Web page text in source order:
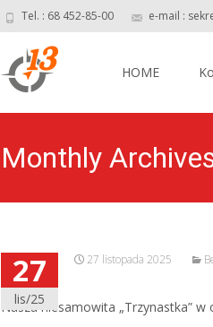
Tel. : 68 452-85-00 e-mail :
HOME
Monthly
27
lis/25
27 listopada 2025
Nasza niesamowita „Trzynastka”